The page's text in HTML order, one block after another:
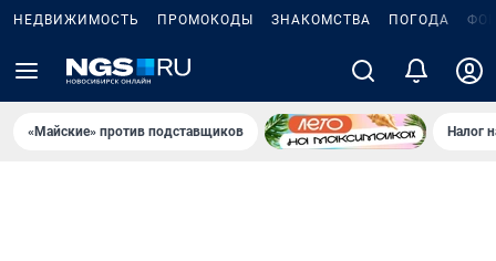
НЕДВИЖИМОСТЬ ПРОМОКОДЫ ЗНАКОМСТВА ПОГОДА
«Майские» против подставщиков Налог